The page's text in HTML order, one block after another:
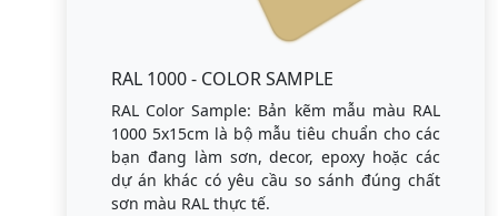
RAL 1000 - COLOR SAMPLE
RAL Color Sample: Bản kẽm mẫu màu RAL
1000 5x15cm là bộ mẫu tiêu chuẩn cho các
bạn đang làm sơn, decor, epoxy hoặc các
dự án khác có yêu cầu so sánh đúng chất
sơn màu RAL thực tế.